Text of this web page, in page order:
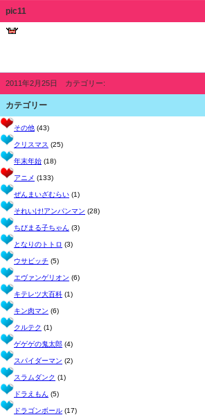
pic11
2011年2月25日 カテゴリー:
カテゴリー
その他 (43)
クリスマス (25)
年末年始 (18)
アニメ (133)
ぜんまいざむらい (1)
それいけ!アンパンマン (28)
ちびまる子ちゃん (3)
となりのトトロ (3)
ウサビッチ (5)
エヴァンゲリオン (6)
キテレツ大百科 (1)
キン肉マン (6)
クルテク (1)
ゲゲゲの鬼太郎 (4)
スパイダーマン (2)
スラムダンク (1)
ドラえもん (5)
ドラゴンボール (17)